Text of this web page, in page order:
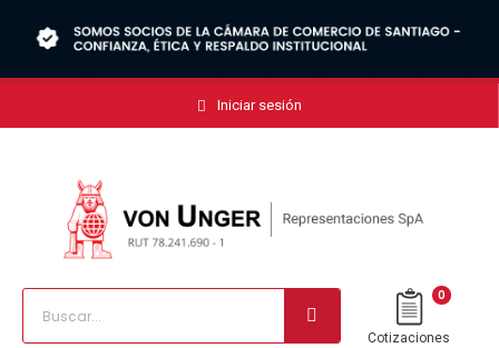
Iniciar sesión
0
Cotizaciones